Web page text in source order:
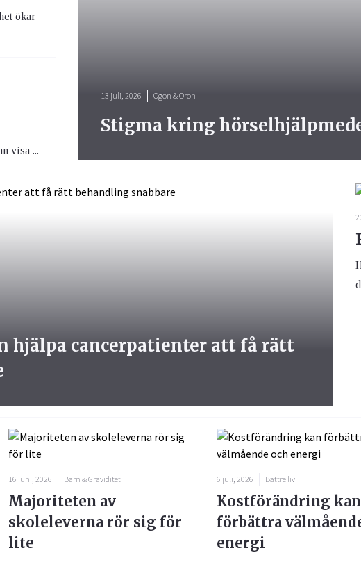
ökar
visa ...
13 juli, 2026 Ögon & Öron
Stigma kring
hjälpa cancerpatienter att få rätt
16 juni, 2026 Barn & Graviditet
Majoriteten av
skoleleverna rör sig för
lite
6 juli, 2026 Bättre liv
Kostförändring kan
förbättra
energi